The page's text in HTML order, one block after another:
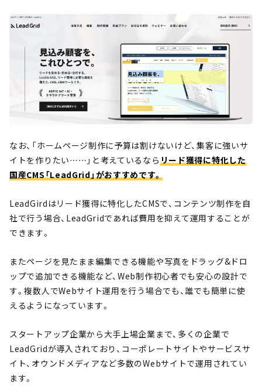
なお、「ホームページ制作に予算は割けないけど、集客に強いサ
イトを作りたい……」と考えているならリード獲得に特化した
国産CMS「LeadGrid」がおすすめです。
LeadGirdはリード獲得に特化したCMSで、コンテンツ制作を自
社で行う場合、LeadGridであれば費用を抑えて運用することが
できます。
またページを見たまま編集できる機能や写真をドラッグ&ドロ
ップで追加できる機能など、Web制作初心者でも安心の設計で
す。複数人でWebサイト運用を行う場合でも、誰でも簡単に使
えるようになっています。
スタートアップ企業から大手上場企業まで、多くの企業で
LeadGridが導入されており、コーポレートサイトやサービスサ
イト、オウンドメディアなど多数のWebサイトで運用されてい
ます。